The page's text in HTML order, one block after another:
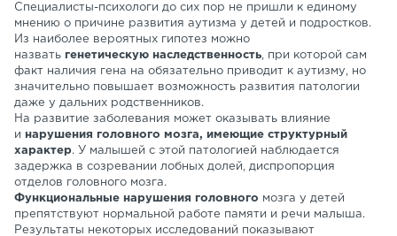
непонятно состояние сверстников, вследствие чего
малыш испытывает сильное чувство дискомфорта,
избегает смотреть прямо в глаза собеседнику и не
отзывается на свое имя;
В младшем школьном возрасте начинают появляться
серьезные проблемы в процессе обучения. Из-за
нарушений в коре головного мозга ребенка появляются
абстрактным мышлением, проявлением эмоций и
обработкой информационных потоков;
перестройки молодого организма и аутизм проявляется
в наиболее сильных формах, вплоть до неспособности
нормально существовать в коллективе сверстников.
Специалисты-психологи до сих пор не пришли к единому
мнению о причине развития аутизма у детей и подростков.
Из наиболее вероятных гипотез можно
назвать генетическую наследственность , при которой сам
факт наличия гена на обязательно приводит к аутизму, но
значительно повышает возможность развития патологии
даже у дальних родственников.
На развитие заболевания может оказывать влияние
и нарушения головного мозга, имеющие структурный
характер. У малышей с этой патологией наблюдается
задержка в созревании лобных долей, диспропорция
отделов головного мозга.
Функциональные нарушения головного мозга у детей
препятствуют нормальной работе памяти и речи малыша.
Результаты некоторых исследований показывают